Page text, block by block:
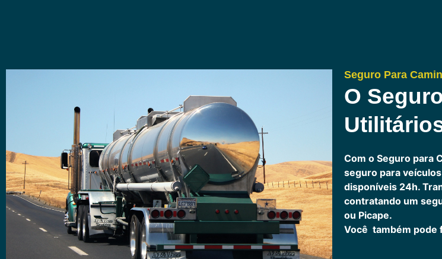
Seguro Para
O
Com o Seguro para
seguro para
disponíveis 24h.
contratando um
ou Picape.
Você também pode